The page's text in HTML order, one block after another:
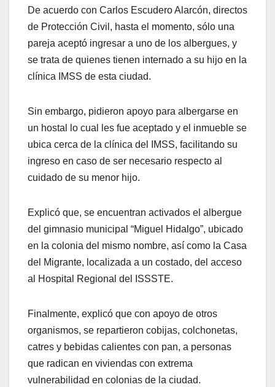
De acuerdo con Carlos Escudero Alarcón, directos
de Protección Civil, hasta el momento, sólo una
pareja aceptó ingresar a uno de los albergues, y
se trata de quienes tienen internado a su hijo en la
clínica IMSS de esta ciudad.
Sin embargo, pidieron apoyo para albergarse en
un hostal lo cual les fue aceptado y el inmueble se
ubica cerca de la clínica del IMSS, facilitando su
ingreso en caso de ser necesario respecto al
cuidado de su menor hijo.
Explicó que, se encuentran activados el albergue
del gimnasio municipal “Miguel Hidalgo”, ubicado
en la colonia del mismo nombre, así como la Casa
del Migrante, localizada a un costado, del acceso
al Hospital Regional del ISSSTE.
Finalmente, explicó que con apoyo de otros
organismos, se repartieron cobijas, colchonetas,
catres y bebidas calientes con pan, a personas
que radican en viviendas con extrema
vulnerabilidad en colonias de la ciudad.